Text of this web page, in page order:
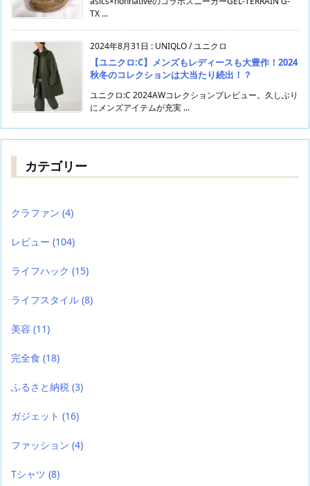
TX ...
2024年8月31日 : UNIQLO / ユニクロ
【ユニクロ:C】メンズもレディースも大豊作！2024
秋冬のコレクションは大当たり続出！？
ユニクロ:C 2024AWコレクションプレビュー。久しぶり
にメンズアイテムが充実 ...
カテゴリー
クラファン (4)
レビュー (104)
ライフハック (15)
ライフスタイル (8)
美容 (11)
完全食 (18)
ふるさと納税 (3)
ガジェット (16)
ファッション (4)
Tシャツ (8)